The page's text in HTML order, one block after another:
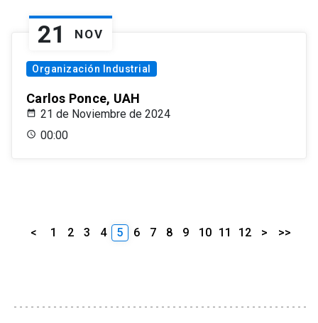
21 NOV
Organización Industrial
Carlos Ponce, UAH
21 de Noviembre de 2024
00:00
< 1 2 3 4 5 6 7 8 9 10 11 12 > >>